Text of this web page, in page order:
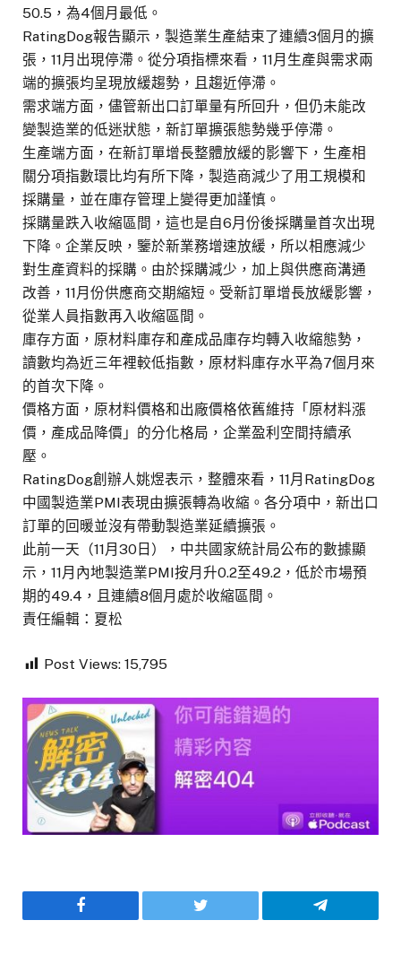
50.5，為4個月最低。
RatingDog報告顯示，製造業生產結束了連續3個月的擴
張，11月出現停滯。從分項指標來看，11月生產與需求兩
端的擴張均呈現放緩趨勢，且趨近停滯。
需求端方面，儘管新出口訂單量有所回升，但仍未能改
變製造業的低迷狀態，新訂單擴張態勢幾乎停滯。
生產端方面，在新訂單增長整體放緩的影響下，生產相
關分項指數環比均有所下降，製造商減少了用工規模和
採購量，並在庫存管理上變得更加謹慎。
採購量跌入收縮區間，這也是自6月份後採購量首次出現
下降。企業反映，鑒於新業務增速放緩，所以相應減少
對生產資料的採購。由於採購減少，加上與供應商溝通
改善，11月份供應商交期縮短。受新訂單增長放緩影響，
從業人員指數再入收縮區間。
庫存方面，原材料庫存和產成品庫存均轉入收縮態勢，
讀數均為近三年裡較低指數，原材料庫存水平為7個月來
的首次下降。
價格方面，原材料價格和出廠價格依舊維持「原材料漲
價，產成品降價」的分化格局，企業盈利空間持續承
壓。
RatingDog創辦人姚煜表示，整體來看，11月RatingDog
中國製造業PMI表現由擴張轉為收縮。各分項中，新出口
訂單的回暖並沒有帶動製造業延續擴張。
此前一天（11月30日），中共國家統計局公布的數據顯
示，11月內地製造業PMI按月升0.2至49.2，低於市場預
期的49.4，且連續8個月處於收縮區間。
責任編輯：夏松
Post Views: 15,795
Facebook Twitter Telegram